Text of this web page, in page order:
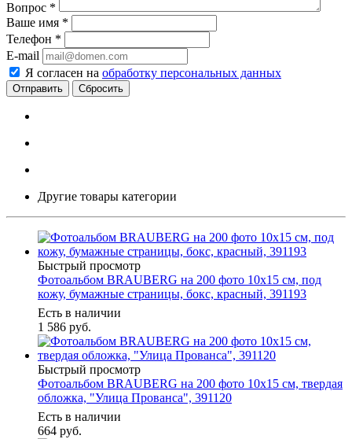
Вопрос *
Ваше имя *
Телефон *
E-mail
Я согласен на обработку персональных данных
Сбросить
Другие товары категории
Быстрый просмотр
Фотоальбом BRAUBERG на 200 фото 10х15 см, под
кожу, бумажные страницы, бокс, красный, 391193
Есть в наличии
1 586 руб.
Быстрый просмотр
Фотоальбом BRAUBERG на 200 фото 10х15 см, твердая
обложка, "Улица Прованса", 391120
Есть в наличии
664 руб.